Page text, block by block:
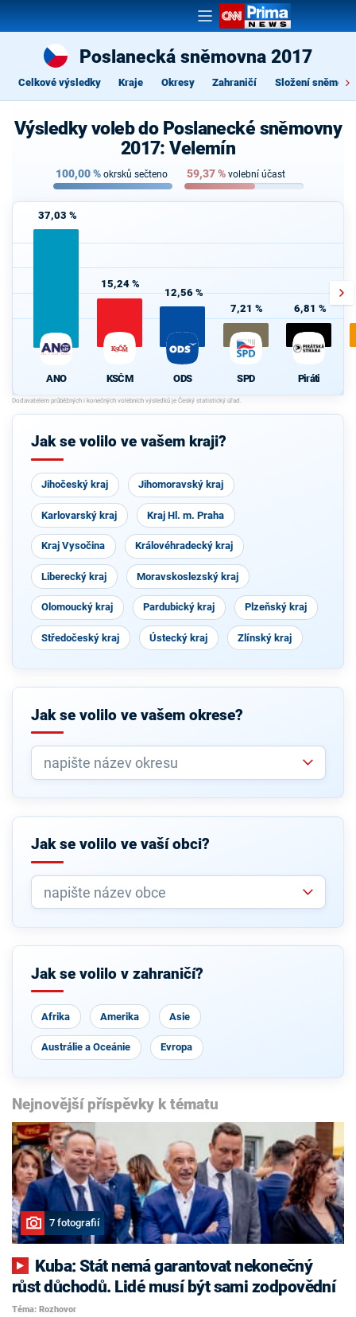
Poslanecká sněmovna 2017
Celkové výsledky Kraje Okresy Zahraničí Složení
Výsledky voleb do Poslanecké sněmovny
2017: Velemín
100,00% okrsků sečteno 59,37% volební účast
37,03 %
ANO
15,24 %
KSČM
12,56 %
ODS
7,21 %
SPD
6,81 %
Piráti
Jak se volilo ve vašem kraji?
Jihočeský kraj Jihomoravský kraj
Karlovarský kraj Kraj Hl. m. Praha
Kraj Vysočina Královéhradecký kraj
Liberecký kraj Moravskoslezský kraj
Olomoucký kraj Pardubický kraj Plzeňský kraj
Středočeský kraj Ústecký kraj Zlínský kraj
Jak se volilo ve vašem okrese?
Jak se volilo ve vaší obci?
Jak se volilo v zahraničí?
Afrika Amerika Asie
Austrálie a Oceánie Evropa
Nejnovější příspěvky k tématu
7 fotografií
růst důchodů. Lidé musí být sami zodpovědní
Téma: Rozhovor